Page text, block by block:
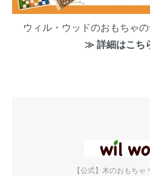
ウィル・ウッドのおもちゃ
≫ 詳細はこち
【公式】木のおもちゃ